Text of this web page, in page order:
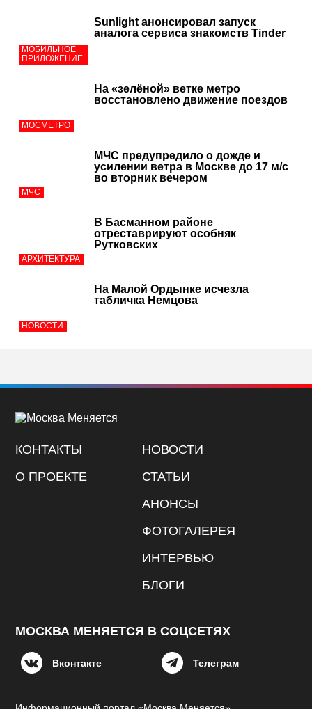
МОБИЛЬНОЕ
ПРИЛОЖЕНИЕ
Sunlight анонсировал запуск
аналога сервиса знакомств Tinder
МОСМЕТРО
На «зелёной» ветке метро
восстановлено движение поездов
МЧС
МЧС предупредило о дожде и
усилении ветра в Москве до 17 м/с
во вторник вечером
АРХИТЕКТУРА
В Басманном районе
отреставрируют особняк
Рутковских
НОВОСТИ
На Малой Ордынке исчезла
табличка Немцова
КОНТАКТЫ
О ПРОЕКТЕ
НОВОСТИ
СТАТЬИ
АНОНСЫ
ФОТОГАЛЕРЕЯ
ИНТЕРВЬЮ
БЛОГИ
МОСКВА МЕНЯЕТСЯ В СОЦСЕТЯХ
Вконтакте Телеграм